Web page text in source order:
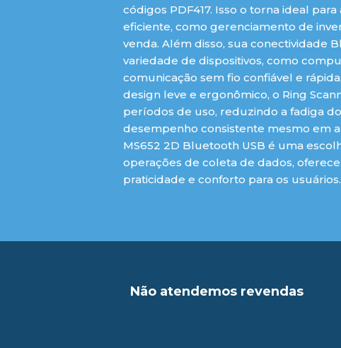
códigos PDF417. Isso o torna ideal
eficiente, como gerenciamento de
venda. Além disso, sua conectividade
variedade de dispositivos, como
comunicação sem fio confiável e
design leve e ergonômico, o Ring
períodos de uso, reduzindo a fadiga
desempenho consistente mesmo em
MS652 2D Bluetooth USB é uma
operações de coleta de dados,
praticidade e conforto para os usuários.
Não atendemos revendas